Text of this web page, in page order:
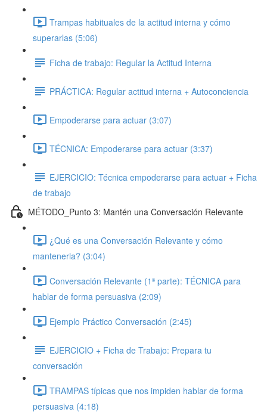
Trampas habituales de la actitud interna y cómo
superarlas (5:06)
Ficha de trabajo: Regular la Actitud Interna
PRÁCTICA: Regular actitud interna + Autoconciencia
Empoderarse para actuar (3:07)
TÉCNICA: Empoderarse para actuar (3:37)
EJERCICIO: Técnica empoderarse para actuar + Ficha
de trabajo
MÉTODO_Punto 3: Mantén una Conversación Relevante
¿Qué es una Conversación Relevante y cómo
mantenerla? (3:04)
Conversación Relevante (1ª parte): TÉCNICA para
hablar de forma persuasiva (2:09)
Ejemplo Práctico Conversación (2:45)
EJERCICIO + Ficha de Trabajo: Prepara tu
conversación
TRAMPAS típicas que nos impiden hablar de forma
persuasiva (4:18)